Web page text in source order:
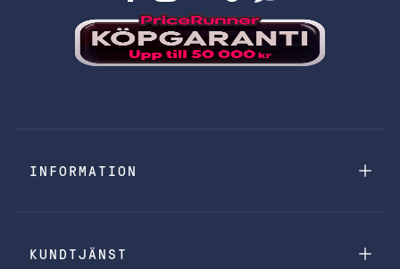
INFORMATION
KUNDTJÄNST